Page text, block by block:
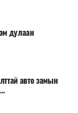
дулаан
авто замын